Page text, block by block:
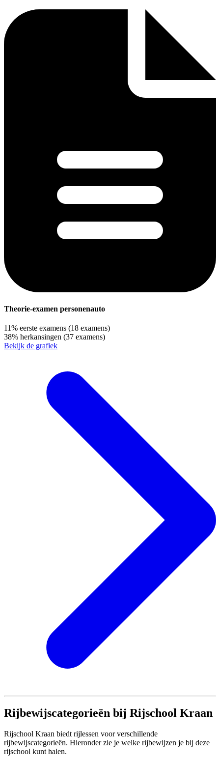
Theorie-examen personenauto
11% eerste examens (18 examens)
38% herkansingen (37 examens)
Bekijk de grafiek
Rijbewijscategorieën bij Rijschool Kraan
Rijschool Kraan biedt rijlessen voor verschillende
rijbewijscategorieën. Hieronder zie je welke rijbewijzen je bij deze
rijschool kunt halen.